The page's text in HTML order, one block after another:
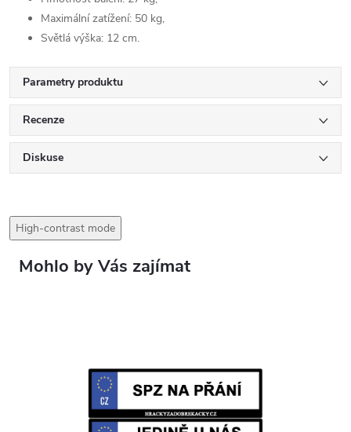
Maximální zatížení: 50 kg,
Světlá výška: 12 cm.
Parametry produktu
Recenze
Diskuse
High-contrast mode